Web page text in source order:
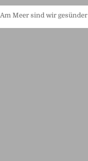
Am Meer sind wir gesünder